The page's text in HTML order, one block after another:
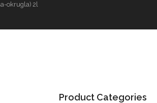
okrugla) 2l
Product Categories